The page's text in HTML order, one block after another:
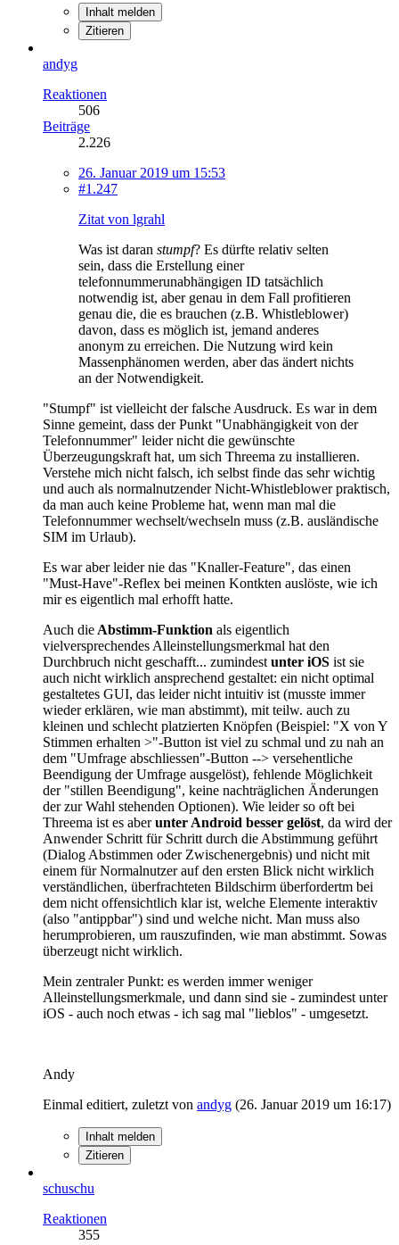
Inhalt melden
Zitieren
andyg
Reaktionen
506
Beiträge
2.226
26. Januar 2019 um 15:53
#1.247
Zitat von lgrahl
Was ist daran stumpf? Es dürfte relativ selten
sein, dass die Erstellung einer
telefonnummerunabhängigen ID tatsächlich
notwendig ist, aber genau in dem Fall profitieren
genau die, die es brauchen (z.B. Whistleblower)
davon, dass es möglich ist, jemand anderes
anonym zu erreichen. Die Nutzung wird kein
Massenphänomen werden, aber das ändert nichts
an der Notwendigkeit.
"Stumpf" ist vielleicht der falsche Ausdruck. Es war in dem
Sinne gemeint, dass der Punkt "Unabhängigkeit von der
Telefonnummer" leider nicht die gewünschte
Überzeugungskraft hat, um sich Threema zu installieren.
Verstehe mich nicht falsch, ich selbst finde das sehr wichtig
und auch als normalnutzender Nicht-Whistleblower praktisch,
da man auch keine Probleme hat, wenn man mal die
Telefonnummer wechselt/wechseln muss (z.B. ausländische
SIM im Urlaub).
Es war aber leider nie das "Knaller-Feature", das einen
"Must-Have"-Reflex bei meinen Kontkten auslöste, wie ich
mir es eigentlich mal erhofft hatte.
Auch die Abstimm-Funktion als eigentlich
vielversprechendes Alleinstellungsmerkmal hat den
Durchbruch nicht geschafft... zumindest unter iOS ist sie
auch nicht wirklich ansprechend gestaltet: ein nicht optimal
gestaltetes GUI, das leider nicht intuitiv ist (musste immer
wieder erklären, wie man abstimmt), mit teilw. auch zu
kleinen und schlecht platzierten Knöpfen (Beispiel: "X von Y
Stimmen erhalten >"-Button ist viel zu schmal und zu nah an
dem "Umfrage abschliessen"-Button --> versehentliche
Beendigung der Umfrage ausgelöst), fehlende Möglichkeit
der "stillen Beendigung", keine nachträglichen Änderungen
der zur Wahl stehenden Optionen). Wie leider so oft bei
Threema ist es aberunter Android besser gelöst, da wird der
Anwender Schritt für Schritt durch die Abstimmung geführt
(Dialog Abstimmen oder Zwischenergebnis) und nicht mit
einem für Normalnutzer auf den ersten Blick nicht wirklich
verständlichen, überfrachteten Bildschirm überfordertm bei
dem nicht offensichtlich klar ist, welche Elemente interaktiv
(also "antippbar") sind und welche nicht. Man muss also
herumprobieren, um rauszufinden, wie man abstimmt. Sowas
überzeugt nicht wirklich.
Mein zentraler Punkt: es werden immer weniger
Alleinstellungsmerkmale, und dann sind sie - zumindest unter
iOS - auch noch etwas - ich sag mal "lieblos" - umgesetzt.
Andy
Einmal editiert, zuletzt von andyg (26. Januar 2019 um 16:17)
Inhalt melden
Zitieren
schuschu
Reaktionen
355